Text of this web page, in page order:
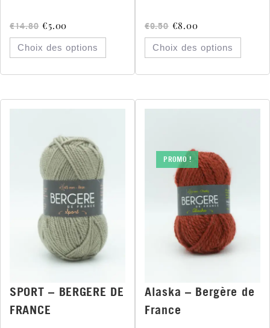
€14.80 €5.00
Choix des options
€9.50 €8.00
Choix des options
SPORT – BERGERE DE
FRANCE
PROMO !
Alaska – Bergère de
France